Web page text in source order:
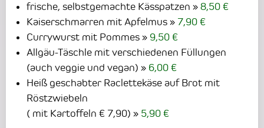
frische, selbstgemachte Kässpatzen
8,50 €
Kaiserschmarren mit Apfelmus
7,90 €
Currywurst mit Pommes
9,50 €
Allgäu-Täschle mit verschiedenen Füllungen
(auch veggie und vegan)
6,00 €
Heiß geschabter Raclettekäse auf Brot mit
Röstzwiebeln
( mit Kartoffeln € 7,90)
5,90 €